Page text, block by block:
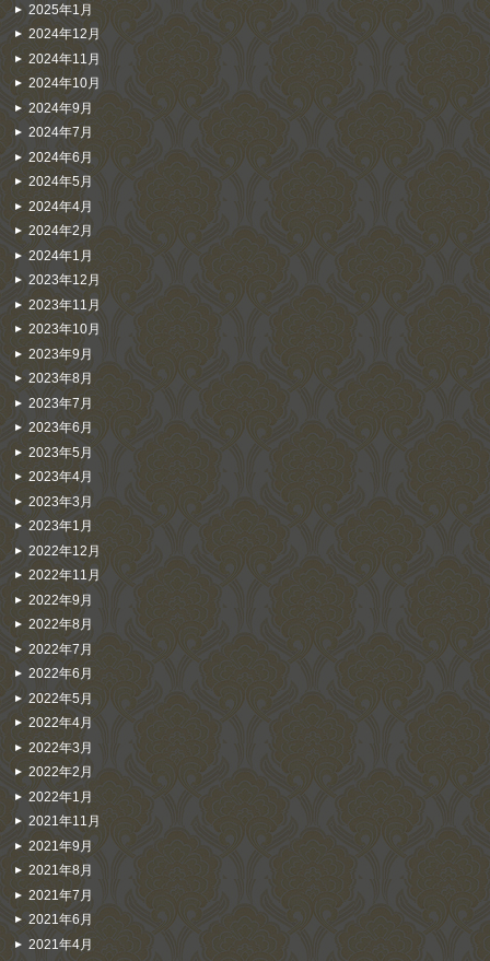
2025年1月
2024年12月
2024年11月
2024年10月
2024年9月
2024年7月
2024年6月
2024年5月
2024年4月
2024年2月
2024年1月
2023年12月
2023年11月
2023年10月
2023年9月
2023年8月
2023年7月
2023年6月
2023年5月
2023年4月
2023年3月
2023年1月
2022年12月
2022年11月
2022年9月
2022年8月
2022年7月
2022年6月
2022年5月
2022年4月
2022年3月
2022年2月
2022年1月
2021年11月
2021年9月
2021年8月
2021年7月
2021年6月
2021年4月